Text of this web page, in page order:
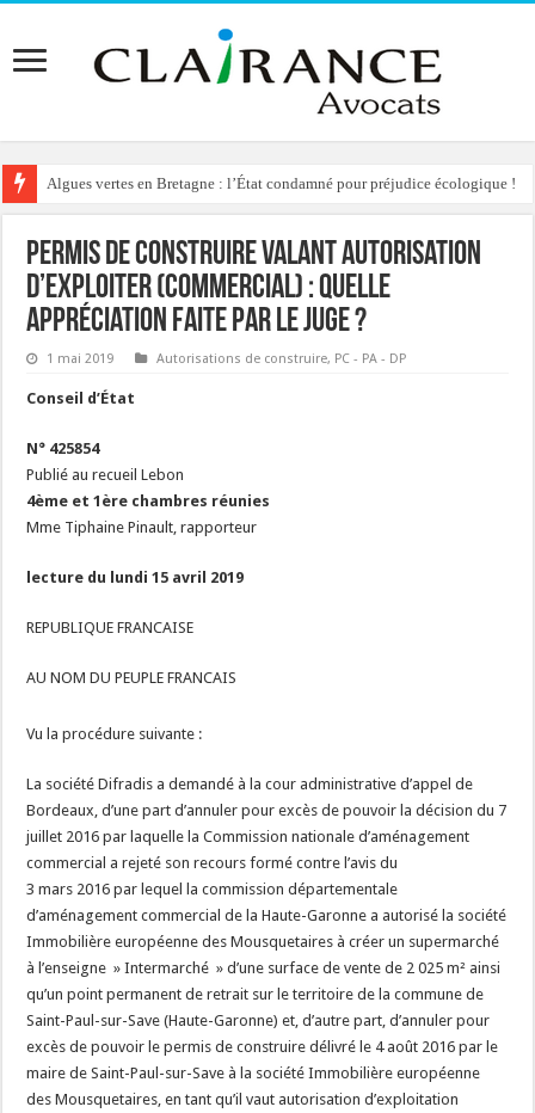
Algues vertes en Bretagne : l’État condamné pour préjudice écologique !
Reconstruction de chalets d’alpage : le préfet condamné à délivrer
Permis de Construire Valant Autorisation
d’Exploiter (commercial) : quelle
appréciation faite par le juge ?
1 mai 2019 Autorisations de construire, PC - PA - DP
Conseil d’État
N° 425854
Publié au recueil Lebon
4ème et 1ère chambres réunies
Mme Tiphaine Pinault, rapporteur
lecture du lundi 15 avril 2019
REPUBLIQUE FRANCAISE
AU NOM DU PEUPLE FRANCAIS
Vu la procédure suivante :
La société Difradis a demandé à la cour administrative d’appel de
Bordeaux, d’une part d’annuler pour excès de pouvoir la décision du 7
juillet 2016 par laquelle la Commission nationale d’aménagement
commercial a rejeté son recours formé contre l’avis du
3 mars 2016 par lequel la commission départementale
d’aménagement commercial de la Haute-Garonne a autorisé la société
Immobilière européenne des Mousquetaires à créer un supermarché
à l’enseigne » Intermarché » d’une surface de vente de 2 025 m² ainsi
qu’un point permanent de retrait sur le territoire de la commune de
Saint-Paul-sur-Save (Haute-Garonne) et, d’autre part, d’annuler pour
excès de pouvoir le permis de construire délivré le 4 août 2016 par le
maire de Saint-Paul-sur-Save à la société Immobilière européenne
des Mousquetaires, en tant qu’il vaut autorisation d’exploitation